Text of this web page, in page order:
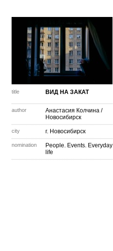
title ВИД НА ЗАКАТ
author Анастасия Колчина /
Новосибирск
city г. Новосибирск
nomination
People. Events. Everyday
life